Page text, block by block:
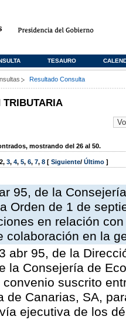
TESAURO
Resultado Consulta
TRIBUTARIA
mostrando del 26 al 50.
2, 3, 4, 5, 6, 7, 8 [ Siguiente/ Último ]
95, de la
Orden de 1 de
en relación
colaboración en la
abr 95, de la
la Consejería de
suscrito
de Canarias, SA,
ejecutiva de los